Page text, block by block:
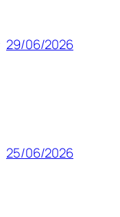
29/06/2026
25/06/2026